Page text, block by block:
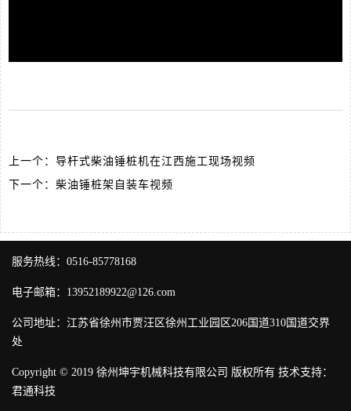
上一个： 导杆式柴油锤桩机在江西施工现场视频
下一个： 柴油锤桩架自装车视频
服务热线：0516-85778168
电子邮箱：13952189922@126.com
公司地址：江苏省徐州市贾汪区徐州工业园区206国道310国道交界
处
Copyright © 2019 徐州坤宇机械科技有限公司 版权所有 技术支持：
君通科技